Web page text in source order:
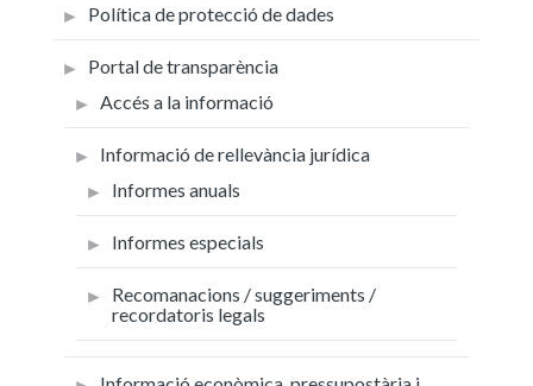
Política de protecció de dades
Portal de transparència
Accés a la informació
Informació de rellevància jurídica
Informes anuals
Informes especials
Recomanacions / suggeriments /
recordatoris legals